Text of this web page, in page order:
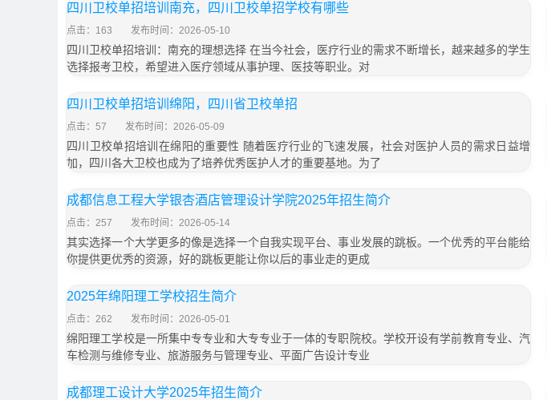
四川卫校单招培训南充，四川卫校单招学校有哪些
点击：163 发布时间：2026-05-10
四川卫校单招培训：南充的理想选择 在当今社会，医疗行业的需求不断增长，越来越多的学生
选择报考卫校，希望进入医疗领域从事护理、医技等职业。对
四川卫校单招培训绵阳，四川省卫校单招
点击：57 发布时间：2026-05-09
四川卫校单招培训在绵阳的重要性 随着医疗行业的飞速发展，社会对医护人员的需求日益增
加，四川各大卫校也成为了培养优秀医护人才的重要基地。为了
成都信息工程大学银杏酒店管理设计学院2025年招生简介
点击：257 发布时间：2026-05-14
其实选择一个大学更多的像是选择一个自我实现平台、事业发展的跳板。一个优秀的平台能给
你提供更优秀的资源，好的跳板更能让你以后的事业走的更成
2025年绵阳理工学校招生简介
点击：262 发布时间：2026-05-01
绵阳理工学校是一所集中专专业和大专专业于一体的专职院校。学校开设有学前教育专业、汽
车检测与维修专业、旅游服务与管理专业、平面广告设计专业
成都理工设计大学2025年招生简介